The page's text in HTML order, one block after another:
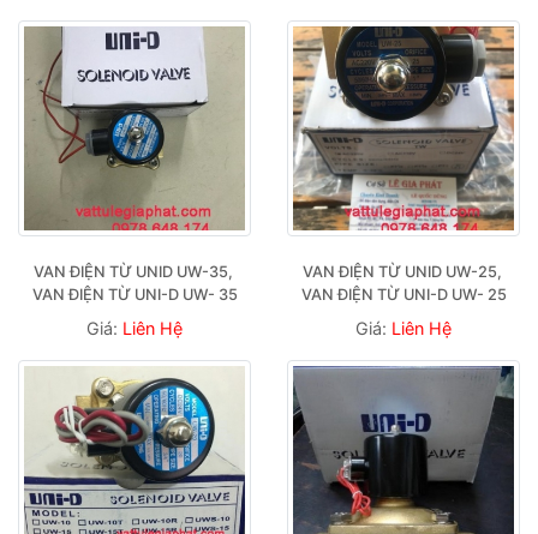
VAN ĐIỆN TỪ UNID UW-35,
VAN ĐIỆN TỪ UNI-D UW- 35
Giá: Liên Hệ
VAN ĐIỆN TỪ UNID UW-25,
VAN ĐIỆN TỪ UNI-D UW- 25
Giá: Liên Hệ